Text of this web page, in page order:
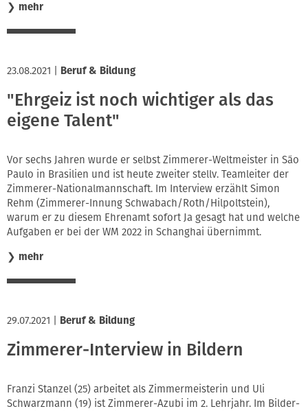
❯ mehr
23.08.2021 Beruf & Bildung
"Ehrgeiz ist noch wichtiger als das
eigene Talent"
Vor sechs Jahren wurde er selbst Zimmerer-Weltmeister in São
Paulo in Brasilien und ist heute zweiter stellv. Teamleiter der
Zimmerer-Nationalmannschaft. Im Interview erzählt Simon
Rehm (Zimmerer-Innung Schwabach/Roth/Hilpoltstein),
warum er zu diesem Ehrenamt sofort Ja gesagt hat und welche
Aufgaben er bei der WM 2022 in Schanghai übernimmt.
❯ mehr
29.07.2021 Beruf & Bildung
Zimmerer-Interview in Bildern
Franzi Stanzel (25) arbeitet als Zimmermeisterin und Uli
Schwarzmann (19) ist Zimmerer-Azubi im 2. Lehrjahr. Im Bilder-